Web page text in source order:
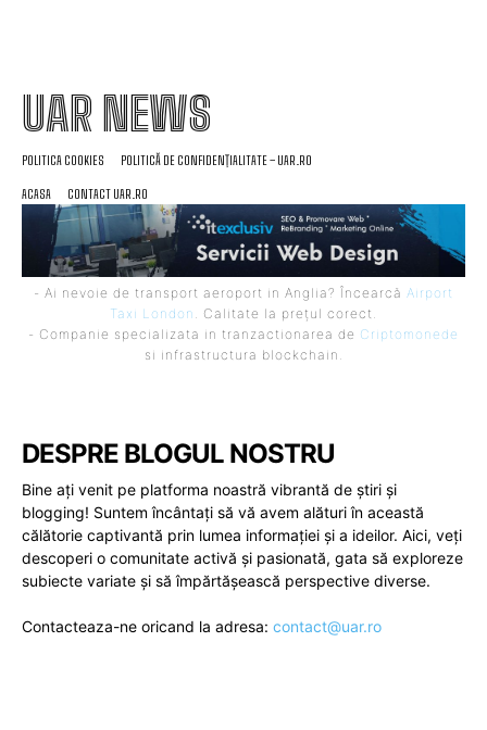
UAR NEWS
POLITICA COOKIES POLITICĂ DE CONFIDENȚIALITATE – UAR.RO
ACASA CONTACT UAR.RO
- Ai nevoie de transport aeroport in Anglia? Încearcă Airport
Taxi London . Calitate la prețul corect.
- Companie specializata in tranzactionarea de Criptomonede
si infrastructura blockchain.
DESPRE BLOGUL NOSTRU
Bine ați venit pe platforma noastră vibrantă de știri și
blogging! Suntem încântați să vă avem alături în această
călătorie captivantă prin lumea informației și a ideilor. Aici, veți
descoperi o comunitate activă și pasionată, gata să exploreze
subiecte variate și să împărtășească perspective diverse.
Contacteaza-ne oricand la adresa: contact@uar.ro